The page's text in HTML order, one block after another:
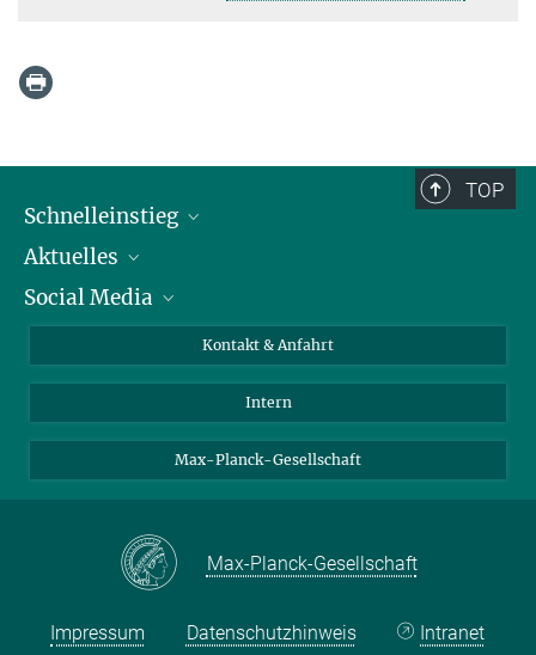
TOP
Schnelleinstieg
Personen
Pressebereich
Aktuelles
Stellenangebote
Social Media
LinkedIn
Kontakt & Anfahrt
Intern
Max-Planck-Gesellschaft
Max-Planck-Gesellschaft
Impressum Datenschutzhinweis Intranet